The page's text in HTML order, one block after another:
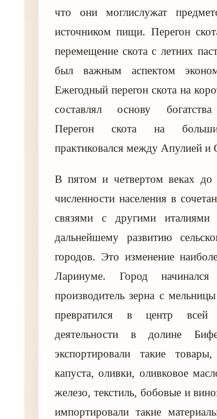
что они моглислужат
источником пищи. Перегон
перемещение скота с летних
был важным аспектом
Ежегодный перегон скота на
составлял основу богатства
Перегон скота на
практиковался между Апулией
В пятом и четвертом веках до
численности населения в
связями с другими италиями
дальнейшему развитию
городов. Это изменение
Ларинуме. Город
производитель зерна с
превратился в центр всей
деятельности в долине
экспортировали такие
капуста, оливки, оливковое
железо, текстиль, бобовые и
импортировали такие